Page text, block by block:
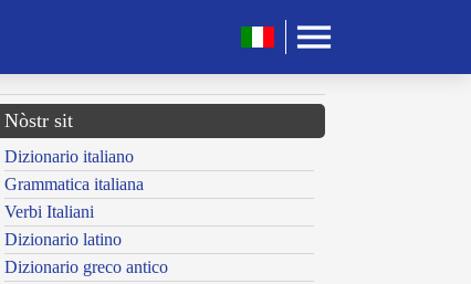
Nòstr sit
Dizionario italiano
Grammatica italiana
Verbi Italiani
Dizionario latino
Dizionario greco antico